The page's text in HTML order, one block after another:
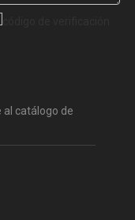
al catálogo de